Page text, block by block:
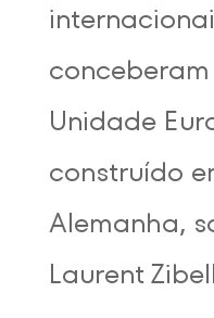
Unidade
construído
Alemanha,
Laurent